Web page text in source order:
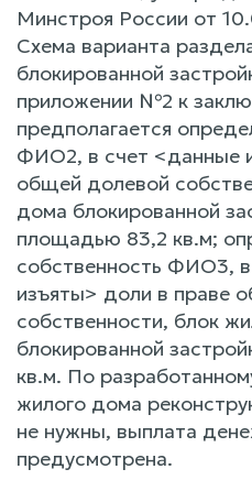
Минстроя России от
Схема варианта
блокированной
приложении №2 к
предполагается
ФИО2, в счет <данные
общей долевой
дома блокированной
площадью 83,2 кв.м;
собственность ФИО3,
изъяты> доли в праве
собственности, блок
блокированной
кв.м. По
жилого дома
не нужны, выплата
предусмотрена.